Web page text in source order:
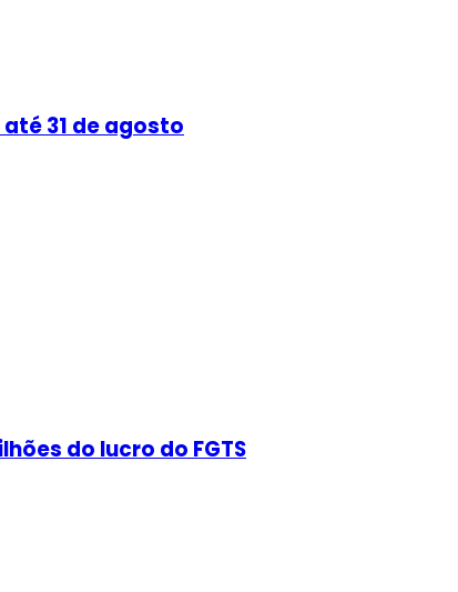
31 de agosto
do lucro do FGTS